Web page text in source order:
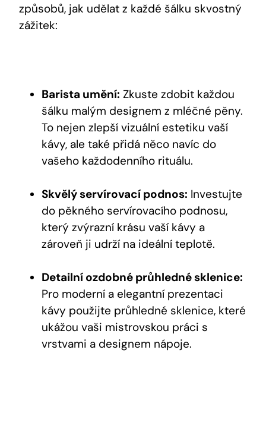
způsobů, jak udělat z každé šálku skvostný
zážitek:
Barista umění: Zkuste zdobit každou
šálku malým designem z mléčné pěny.
To nejen zlepší vizuální estetiku vaší
kávy, ale také přidá něco navíc do
vašeho každodenního rituálu.
Skvělý servírovací podnos: Investujte
do pěkného servírovacího podnosu,
který zvýrazní krásu vaší kávy a
zároveň ji udrží na ideální teplotě.
Detailní ozdobné průhledné sklenice:
Pro moderní a elegantní prezentaci
kávy použijte průhledné sklenice, které
ukážou vaši mistrovskou práci s
vrstvami a designem nápoje.